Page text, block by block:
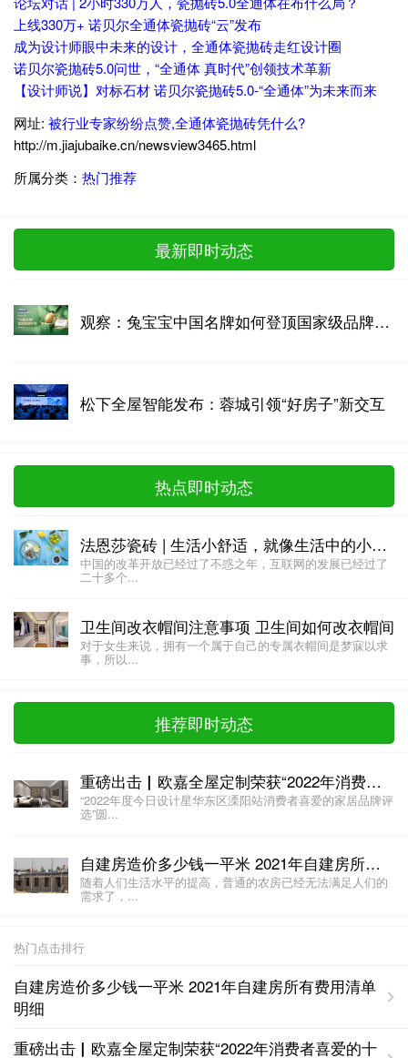
上线330万+ 诺贝尔全通体瓷抛砖“云”发布
成为设计师眼中未来的设计，全通体瓷抛砖走红设计圈
诺贝尔瓷抛砖5.0问世，“全通体 真时代”创领技术革新
【设计师说】对标石材 诺贝尔瓷抛砖5.0-“全通体”为未来而来
网址: 被行业专家纷纷点赞,全通体瓷抛砖凭什么?
http://m.jiajubaike.cn/newsview3465.html
所属分类： 热门推荐
最新即时动态
观察：兔宝宝中国名牌如何登顶国家级品牌战略高地！
松下全屋智能发布：蓉城引领“好房子”新交互
热点即时动态
法恩莎瓷砖 | 生活小舒适，就像生活中的小确幸!
中国的改革开放已经过了不惑之年，互联网的发展已经过了
二十多个...
卫生间改衣帽间注意事项 卫生间如何改衣帽间
对于女生来说，拥有一个属于自己的专属衣帽间是梦寐以求
事，所以...
推荐即时动态
重磅出击▏欧嘉全屋定制荣获“2022年消费者喜爱的十大全屋定制品牌”
“2022年度今日设计星华东区溧阳站消费者喜爱的家居品牌评
选”圆...
自建房造价多少钱一平米 2021年自建房所有费用清单明细
随着人们生活水平的提高，普通的农房已经无法满足人们的
需求了，...
热门点击排行
自建房造价多少钱一平米 2021年自建房所有费用清单
明细
重磅出击▏欧嘉全屋定制荣获“2022年消费者喜爱的十